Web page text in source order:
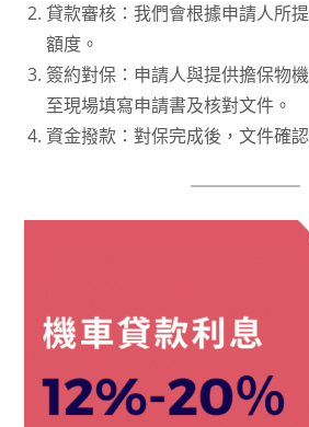
貸款審核：我們會根據申請人所
額度。
簽約對保：申請人與提供擔保物
至現場填寫申請書及核對文件。
資金撥款：對保完成後，文件確